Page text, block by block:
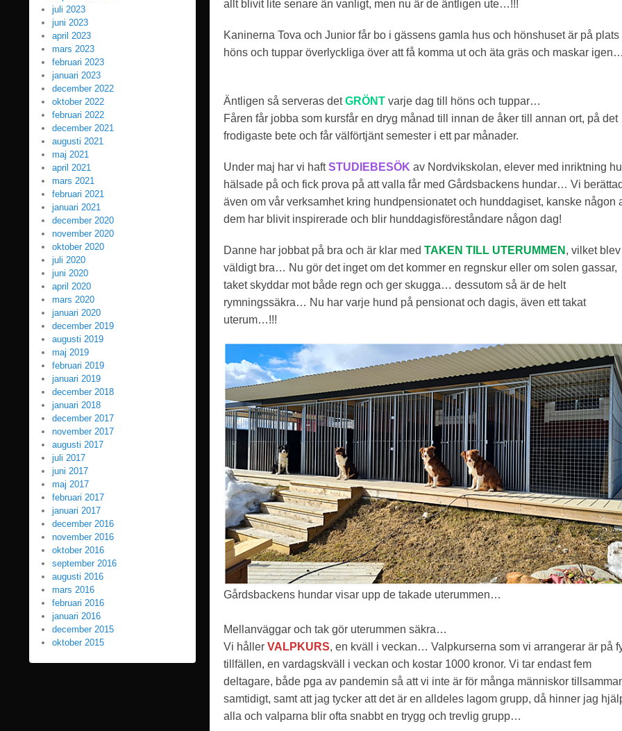
allt blivit lite senare än vanligt, men nu är de äntligen ute…!!!
Kaninerna Tova och Junior får bo i gässens gamla hus och hönshuset är på plats
höns och tuppar överlyckliga över att få komma ut och äta gräs och maskar igen…
Äntligen så serveras detGRÖNT varje dag till höns och tuppar…
Fåren får jobba som kursfår en dryg månad till innan de åker till annan ort, på det
frodigaste bete och får välförtjänt semester i ett par månader.
Under maj har vi haftSTUDIEBESÖK av Nordvikskolan, elever med inriktning
hälsade på och fick prova på att valla får med Gårdsbackens hundar… Vi
även om vår verksamhet kring hundpensionatet och hunddagiset, kanske någon
dem har blivit inspirerade och blir hunddagisföreståndare någon dag!
Danne har jobbat på bra och är klar med TAKEN TILL UTERUMMEN , vilket
väldigt bra… Nu gör det inget om det kommer en regnskur eller om solen gassar,
taket skyddar mot både regn och ger skugga… dessutom så är de helt
rymningssäkra… Nu har varje hund på pensionat och dagis, även ett takat
uterum…!!!
Gårdsbackens hundar visar upp de takade uterummen…
Mellanväggar och tak gör uterummen säkra…
Vi håller VALPKURS, en kväll i veckan… Valpkurserna som vi arrangerar är på
tillfällen, en vardagskväll i veckan och kostar 1000 kronor. Vi tar endast fem
deltagare, både pga av pandemin så att vi inte är för många människor
samtidigt, samt att jag tycker att det är en alldeles lagom grupp, då hinner jag
alla och valparna blir ofta snabbt en trygg och trevlig grupp…
juli 2023
juni 2023
april 2023
mars 2023
februari 2023
januari 2023
december 2022
oktober 2022
februari 2022
december 2021
augusti 2021
maj 2021
april 2021
mars 2021
februari 2021
januari 2021
december 2020
november 2020
oktober 2020
juli 2020
juni 2020
april 2020
mars 2020
januari 2020
december 2019
augusti 2019
maj 2019
februari 2019
januari 2019
december 2018
januari 2018
december 2017
november 2017
augusti 2017
juli 2017
juni 2017
maj 2017
februari 2017
januari 2017
december 2016
november 2016
oktober 2016
september 2016
augusti 2016
mars 2016
februari 2016
januari 2016
december 2015
oktober 2015